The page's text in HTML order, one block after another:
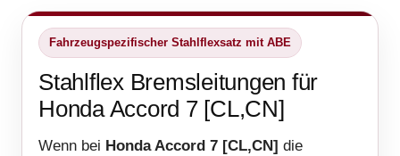
Fahrzeugspezifischer Stahlflexsatz mit ABE
Stahlflex Bremsleitungen für
Honda Accord 7 [CL,CN]
Wenn bei Honda Accord 7 [CL,CN] die